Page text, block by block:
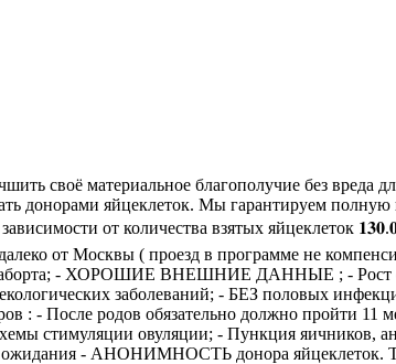
своё материальное благополучие без
яйцеклеток. Мы гарантируем полную
от количества взятых яйцеклеток
от Москвы ( проезд в программе не
аборта; - ХОРОШИЕ ВНЕШНИЕ ДАННЫЕ ; - Рост от
заболеваний; - БЕЗ половых
родов обязательно должно пройти 11
стимуляции овуляции; - Пункция яичников,
- АНОНИМНОСТЬ донора яйцеклеток.